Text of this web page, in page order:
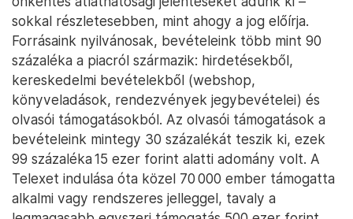
sokkal részletesebben, mint ahogy a jog előírja.
Forrásaink nyilvánosak, bevételeink több mint 90
százaléka a piacról származik: hirdetésekből,
kereskedelmi bevételekből (webshop,
könyveladások, rendezvények jegybevételei) és
olvasói támogatásokból. Az olvasói támogatások a
bevételeink mintegy 30 százalékát teszik ki, ezek
99 százaléka 15 ezer forint alatti adomány volt. A
Telexet indulása óta közel 70 000 ember támogatta
alkalmi vagy rendszeres jelleggel, tavaly a